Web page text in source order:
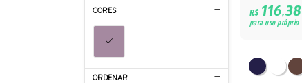
CORES
ORDENAR
R$116,38
para uso próprio